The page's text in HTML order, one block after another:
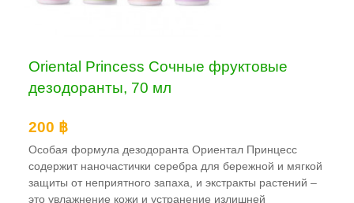
Oriental Princess Сочные фруктовые
дезодоранты, 70 мл
200 ฿
Особая формула дезодоранта Ориентал Принцесс
содержит наночастички серебра для бережной и мягкой
защиты от неприятного запаха, и экстракты растений –
это увлажнение кожи и устранение излишней